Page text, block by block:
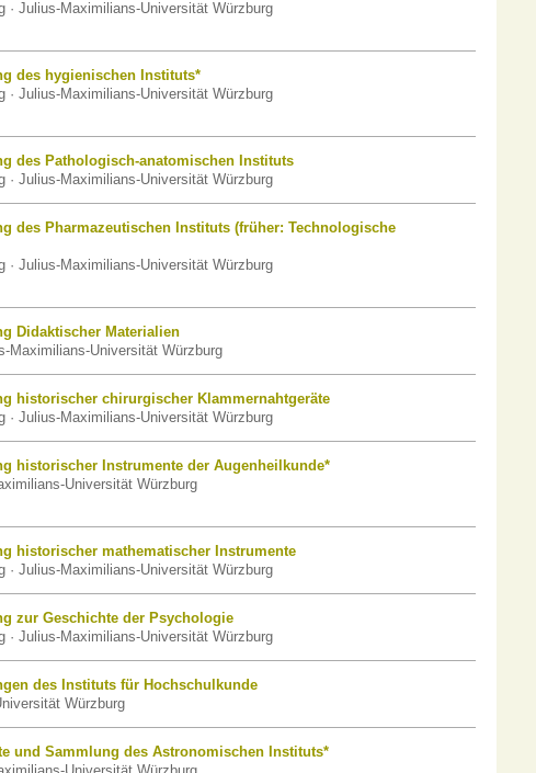
· Julius-Maximilians-Universität Würzburg
des hygienischen Instituts*
· Julius-Maximilians-Universität Würzburg
des Pathologisch-anatomischen Instituts
· Julius-Maximilians-Universität Würzburg
des Pharmazeutischen Instituts (früher: Technologische
· Julius-Maximilians-Universität Würzburg
Didaktischer Materialien
Maximilians-Universität Würzburg
historischer chirurgischer Klammernahtgeräte
· Julius-Maximilians-Universität Würzburg
historischer Instrumente der Augenheilkunde*
Universität Würzburg
historischer mathematischer Instrumente
· Julius-Maximilians-Universität Würzburg
zur Geschichte der Psychologie
· Julius-Maximilians-Universität Würzburg
des Instituts für Hochschulkunde
Würzburg
und Sammlung des Astronomischen Instituts*